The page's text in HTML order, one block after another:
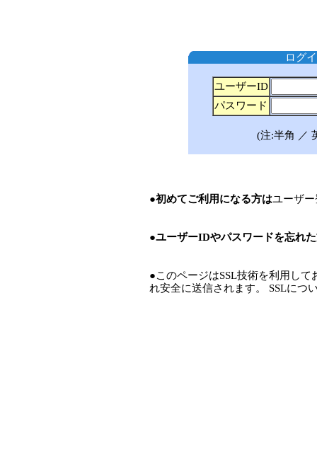
ログ
ユーザーID
パスワード
(注:半角 ／
●初めてご利用になる方はユーザ
●ユーザーIDやパスワードを忘れ
●このページはSSL技術を利用し
れ安全に送信されます。 SSLにつ